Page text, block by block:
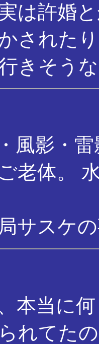
は許婚
された
きそう
風影・
老体。
サスケ
本当に
れてた